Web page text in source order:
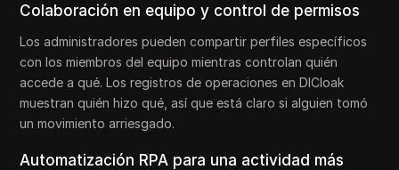
Colaboración en equipo y control de permisos
Los administradores pueden compartir perfiles específicos
con los miembros del equipo mientras controlan quién
accede a qué. Los registros de operaciones en DICloak
muestran quién hizo qué, así que está claro si alguien tomó
un movimiento arriesgado.
Automatización RPA para una actividad más